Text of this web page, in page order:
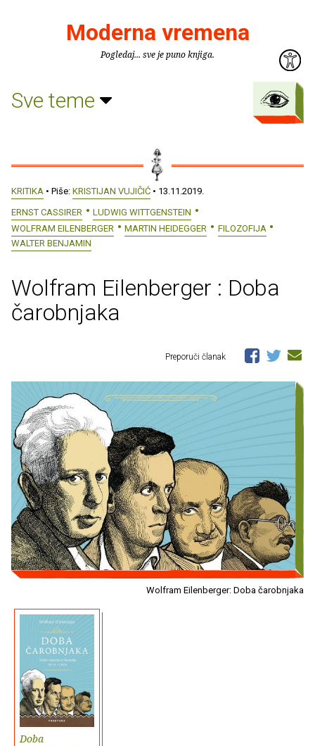
Moderna vremena
Pogledaj... sve je puno knjiga.
Sve teme
KRITIKA • Piše: KRISTIJAN VUJIČIĆ • 13.11.2019.
ERNST CASSIRER
LUDWIG WITTGENSTEIN
WOLFRAM EILENBERGER
MARTIN HEIDEGGER
FILOZOFIJA
WALTER BENJAMIN
Wolfram Eilenberger : Doba
čarobnjaka
Preporuči članak
Wolfram Eilenberger: Doba čarobnjaka
Doba